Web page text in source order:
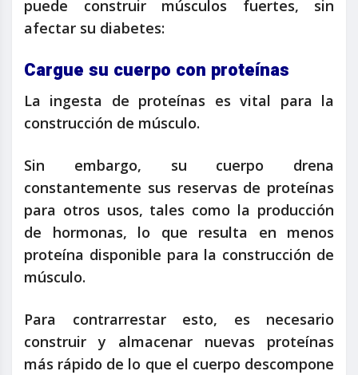
puede construir músculos fuertes, sin
afectar su diabetes:
Cargue su cuerpo con proteínas
La ingesta de proteínas es vital para la
construcción de músculo.
Sin embargo, su cuerpo drena
constantemente sus reservas de proteínas
para otros usos, tales como la producción
de hormonas, lo que resulta en menos
proteína disponible para la construcción de
músculo.
Para contrarrestar esto, es necesario
construir y almacenar nuevas proteínas
más rápido de lo que el cuerpo descompone